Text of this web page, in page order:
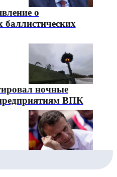
о
баллистических
ночные
ВПК